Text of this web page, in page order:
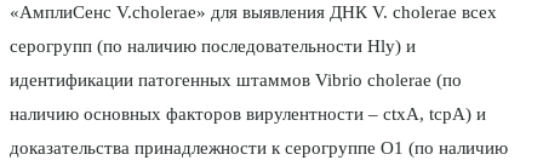
«АмплиСенс V.cholerae» для выявления ДНК V. cholerae всех
серогрупп (по наличию последовательности Hly) и
идентификации патогенных штаммов Vibrio cholerae (по
наличию основных факторов вирулентности – ctxA, tcpA) и
доказательства принадлежности к серогруппе О1 (по наличию